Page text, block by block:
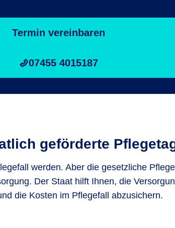
Termin vereinbaren
07455 4015187
geförderte
werden. Aber die gesetzliche
Der Staat hilft Ihnen, die
die Kosten im Pflegefall abzusichern.